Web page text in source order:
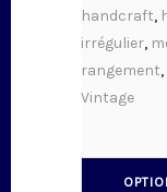
handcraft,
irrégulier,
rangement,
Vintage